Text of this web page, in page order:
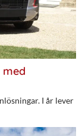
med
I år lever